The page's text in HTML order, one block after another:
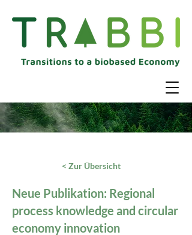
< Zur Übersicht
Neue Publikation: Regional
process knowledge and circular
economy innovation